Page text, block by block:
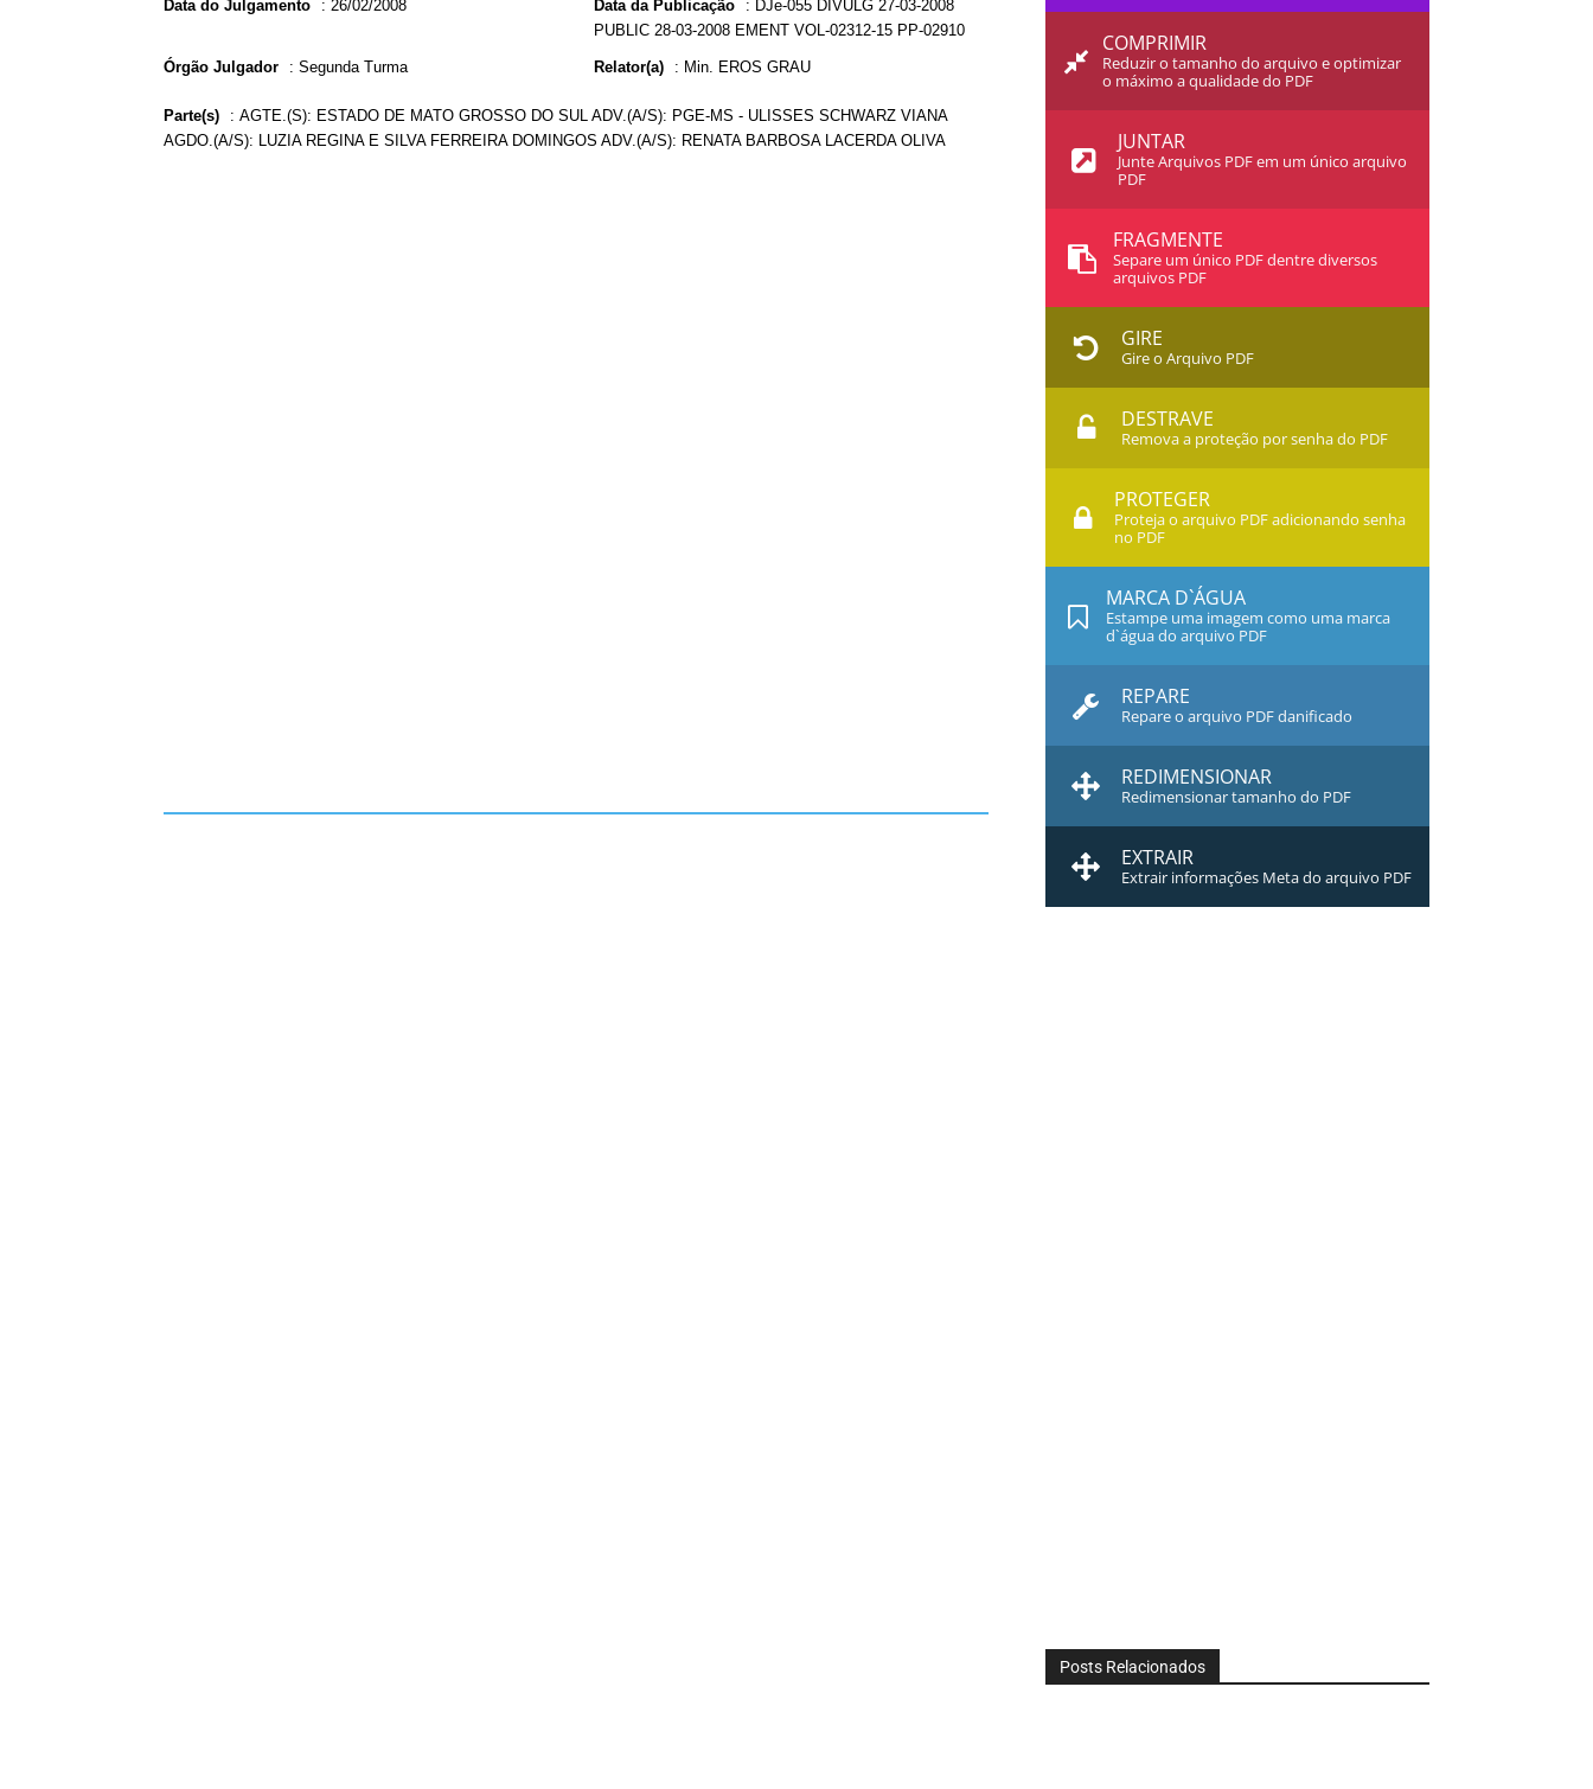
Data do Julgamento : 26/02/2008 Data da Publicação : DJe-055 DIVULG 27-03-2008
PUBLIC 28-03-2008 EMENT VOL-02312-15 PP-02910
Órgão Julgador : Segunda Turma Relator(a) : Min. EROS GRAU
Parte(s) : AGTE.(S): ESTADO DE MATO GROSSO DO SUL ADV.(A/S): PGE-MS - ULISSES SCHWARZ VIANA
AGDO.(A/S): LUZIA REGINA E SILVA FERREIRA DOMINGOS ADV.(A/S): RENATA BARBOSA LACERDA OLIVA
COMPRIMIR
Reduzir o tamanho do arquivo e optimizar
o máximo a qualidade do PDF
JUNTAR
Junte Arquivos PDF em um único arquivo
PDF
FRAGMENTE
Separe um único PDF dentre diversos
arquivos PDF
GIRE
Gire o Arquivo PDF
DESTRAVE
Remova a proteção por senha do PDF
PROTEGER
Proteja o arquivo PDF adicionando senha
no PDF
MARCA D`ÁGUA
Estampe uma imagem como uma marca
d`água do arquivo PDF
REPARE
Repare o arquivo PDF danificado
REDIMENSIONAR
Redimensionar tamanho do PDF
EXTRAIR
Extrair informações Meta do arquivo PDF
Posts Relacionados